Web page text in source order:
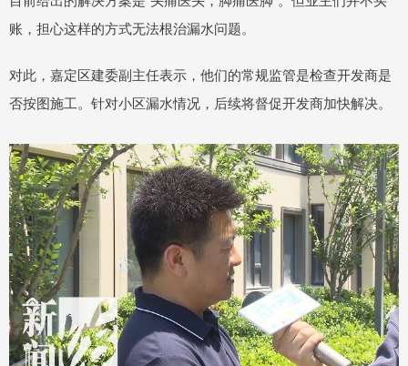
账，担心这样的方式无法根治漏水问题。
对此，嘉定区建委副主任表示，他们的常规监管是检查开发商是
否按图施工。针对小区漏水情况，后续将督促开发商加快解决。